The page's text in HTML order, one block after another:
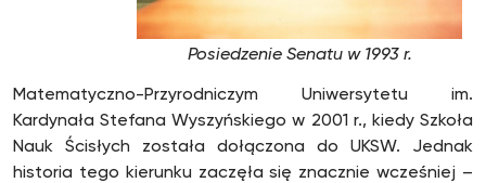
Posiedzenie Senatu w 1993 r.
Matematyczno-Przyrodniczym Uniwersytetu im.
Kardynała Stefana Wyszyńskiego w 2001 r., kiedy Szkoła
Nauk Ścisłych została dołączona do UKSW. Jednak
historia tego kierunku zaczęła się znacznie wcześniej –